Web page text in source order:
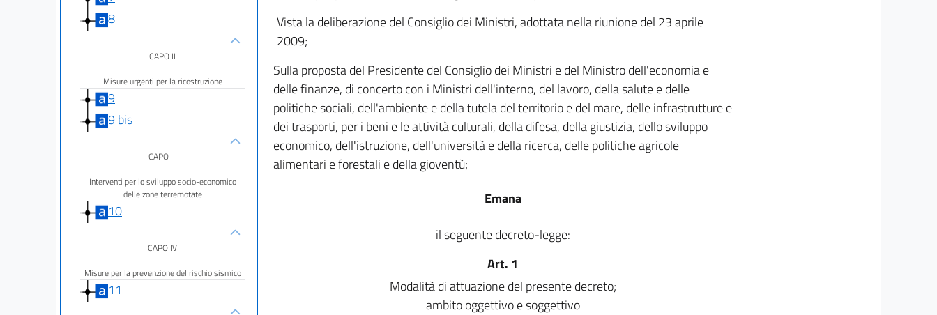
8
CAPO II
Misure urgenti per la ricostruzione
9
9 bis
CAPO III
Interventi per lo sviluppo socio-economico
delle zone terremotate
10
CAPO IV
Misure per la prevenzione del rischio sismico
11
Vista la deliberazione del Consiglio dei Ministri, adottata nella riunione del 23 aprile
2009;
Sulla proposta del Presidente del Consiglio dei Ministri e del Ministro dell'economia e
delle finanze, di concerto con i Ministri dell'interno, del lavoro, della salute e delle
politiche sociali, dell'ambiente e della tutela del territorio e del mare, delle infrastrutture e
dei trasporti, per i beni e le attività culturali, della difesa, della giustizia, dello sviluppo
economico, dell'istruzione, dell'università e della ricerca, delle politiche agricole
alimentari e forestali e della gioventù;
Emana
il seguente decreto-legge:
Art. 1
Modalità di attuazione del presente decreto;
ambito oggettivo e soggettivo